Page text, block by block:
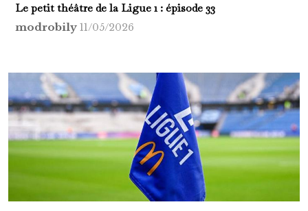
Le petit théâtre de la Ligue 1 : épisode 33
modrobily 11/05/2026